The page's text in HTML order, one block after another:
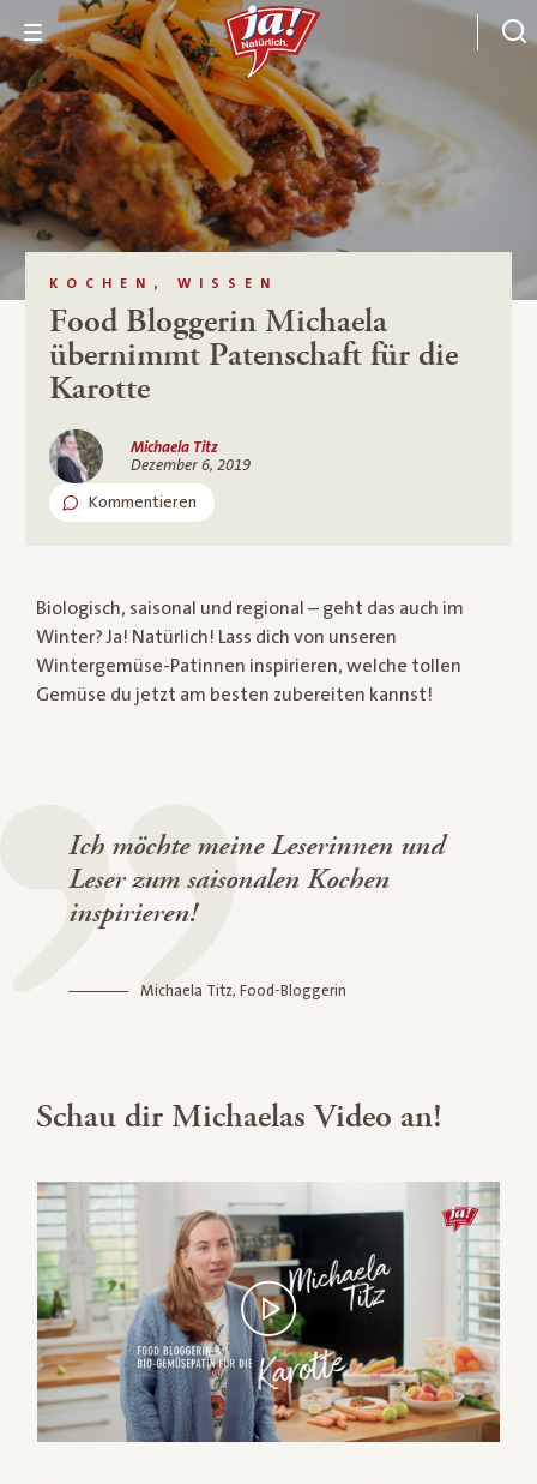
KOCHEN, WISSEN
Food Bloggerin Michaela
übernimmt Patenschaft für die
Karotte
Michaela Titz
Dezember 6, 2019
Kommentieren
Biologisch, saisonal und regional – geht das auch im
Winter? Ja! Natürlich! Lass dich von unseren
Wintergemüse-Patinnen inspirieren, welche tollen
Gemüse du jetzt am besten zubereiten kannst!
Ich möchte meine Leserinnen und
Leser zum saisonalen Kochen
inspirieren!
Michaela Titz, Food-Bloggerin
Schau dir Michaelas Video an!